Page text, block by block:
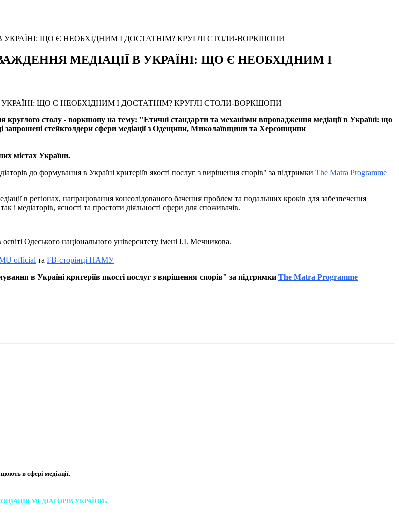
ЩО Є НЕОБХІДНИМ І ДОСТАТНІМ? КРУГЛІ СТОЛИ-ВОРКШОПИ
МЕДІАЦІЇ В УКРАЇНІ: ЩО Є НЕОБХІДНИМ І
круглого столу - воркшопу на тему: "Етичні стандарти та механізми впровадження медіації в Україні: що
запрошені стейкголдери сфери медіації з Одещини, Миколаївщини та Херсонщини
містах України.
до формування в Україні критеріїв якості послуг з вирішення спорів" за підтримки The Matra Programme
в регіонах, напрацювання консолідованого бачення проблем та подальших кроків для забезпечення
і медіаторів, ясності та простоти діяльності сфери для споживачів.
Одеського національного університету імені І.І. Мечникова.
official та FB-сторінці НАМУ
в Україні критеріїв якості послуг з вирішення спорів" за підтримки The Matra Programme
в сфері медіації.
МЕ​​ДІАТОРІВ УКРА​ЇНИ»